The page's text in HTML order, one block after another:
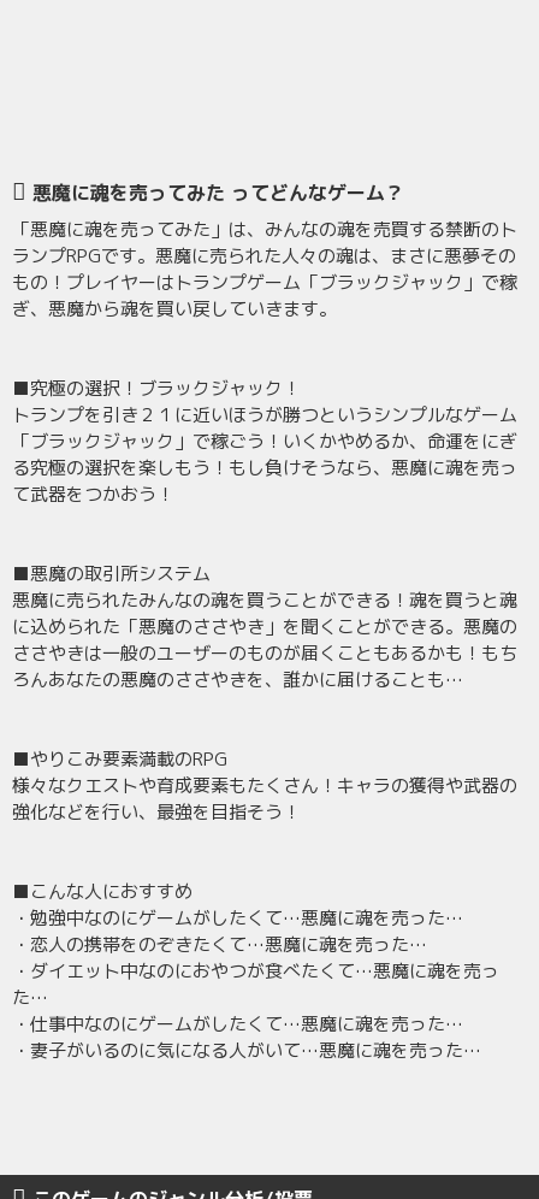
悪魔に魂を売ってみた ってどんなゲーム？
「悪魔に魂を売ってみた」は、みんなの魂を売買する禁断のト
ランプRPGです。悪魔に売られた人々の魂は、まさに悪夢その
もの！プレイヤーはトランプゲーム「ブラックジャック」で稼
ぎ、悪魔から魂を買い戻していきます。
■究極の選択！ブラックジャック！
トランプを引き２１に近いほうが勝つというシンプルなゲーム
「ブラックジャック」で稼ごう！いくかやめるか、命運をにぎ
る究極の選択を楽しもう！もし負けそうなら、悪魔に魂を売っ
て武器をつかおう！
■悪魔の取引所システム
悪魔に売られたみんなの魂を買うことができる！魂を買うと魂
に込められた「悪魔のささやき」を聞くことができる。悪魔の
ささやきは一般のユーザーのものが届くこともあるかも！もち
ろんあなたの悪魔のささやきを、誰かに届けることも…
■やりこみ要素満載のRPG
様々なクエストや育成要素もたくさん！キャラの獲得や武器の
強化などを行い、最強を目指そう！
■こんな人におすすめ
・勉強中なのにゲームがしたくて…悪魔に魂を売った…
・恋人の携帯をのぞきたくて…悪魔に魂を売った…
・ダイエット中なのにおやつが食べたくて…悪魔に魂を売っ
た…
・仕事中なのにゲームがしたくて…悪魔に魂を売った…
・妻子がいるのに気になる人がいて…悪魔に魂を売った…